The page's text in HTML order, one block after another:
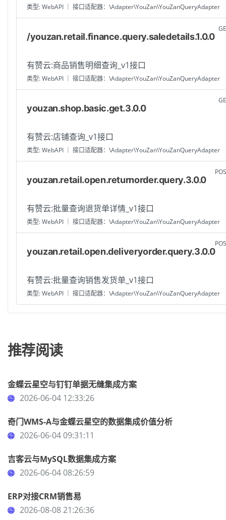
类型: WebAPI ｜ 接口适配器：\Adapter\YouZan\YouZanQueryAdapter
/youzan.retail.finance.query.saledetails.1.0.0
有赞云:商品销售明细查询_v1接口
类型: WebAPI ｜ 接口适配器：\Adapter\YouZan\YouZanQueryAdapter
youzan.shop.basic.get.3.0.0
有赞云:店铺查询_v1接口
类型: WebAPI ｜ 接口适配器：\Adapter\YouZan\YouZanQueryAdapter
youzan.retail.open.returnorder.query.3.0.0
有赞云:批量查询退货单详情_v1接口
类型: WebAPI ｜ 接口适配器：\Adapter\YouZan\YouZanQueryAdapter
youzan.retail.open.deliveryorder.query.3.0.0
有赞云:批量查询销售发货单_v1接口
类型: WebAPI ｜ 接口适配器：\Adapter\YouZan\YouZanQueryAdapter
推荐阅读
金蝶云星空与钉钉单据无缝集成方案
2026-06-04 12:33:26
奇门WMS-A与金蝶云星空的数据集成价值分析
2026-06-04 09:31:11
吉客云与MySQL数据集成方案
2026-06-04 08:26:59
ERP对接CRM销售易
2026-08-08 21:26:36